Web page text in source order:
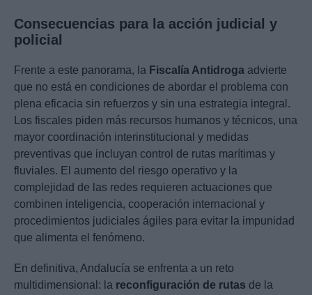
Consecuencias para la acción judicial y
policial
Frente a este panorama, la Fiscalía Antidroga advierte
que no está en condiciones de abordar el problema con
plena eficacia sin refuerzos y sin una estrategia integral.
Los fiscales piden más recursos humanos y técnicos, una
mayor coordinación interinstitucional y medidas
preventivas que incluyan control de rutas marítimas y
fluviales. El aumento del riesgo operativo y la
complejidad de las redes requieren actuaciones que
combinen inteligencia, cooperación internacional y
procedimientos judiciales ágiles para evitar la impunidad
que alimenta el fenómeno.
En definitiva, Andalucía se enfrenta a un reto
multidimensional: la reconfiguración de rutas de la